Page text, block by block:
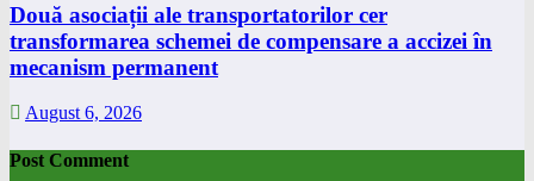
Două asociații ale transportatorilor cer
transformarea schemei de compensare a accizei în
mecanism permanent
August 6, 2026
Post Comment